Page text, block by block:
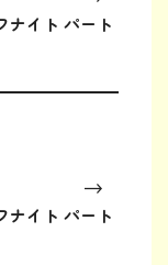
ナイト パート
ナイト パート